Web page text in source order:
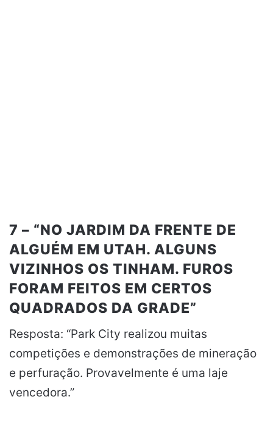
7 – “NO JARDIM DA FRENTE DE
ALGUÉM EM UTAH. ALGUNS
VIZINHOS OS TINHAM. FUROS
FORAM FEITOS EM CERTOS
QUADRADOS DA GRADE”
Resposta: “Park City realizou muitas
competições e demonstrações de mineração
e perfuração. Provavelmente é uma laje
vencedora.”